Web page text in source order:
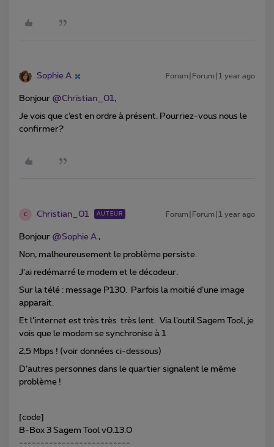
Sophie A Forum|Forum|1 year ago
Bonjour @Christian_01,
Je vois que c’est en ordre à présent. Pourriez-vous nous le
confirmer?
C Christian_01 AUTEUR Forum|Forum|1 year ago
Bonjour @Sophie A ,
Non, malheureusement le problème persiste.
J’ai redémarré le modem et le décodeur.
Sur la télé : message P130. Parfois la moitié d’une image
apparait.
Et l’internet est très très très lent. Via l’outil Sagem Tool, je
vois que le modem se synchronise à 1
2,5 Mbps ! (voir données ci-dessous)
D’autres personnes dans le quartier signalent le même
problème !
[code]
B-Box 3 Sagem Tool v0.13.0
--------------------------